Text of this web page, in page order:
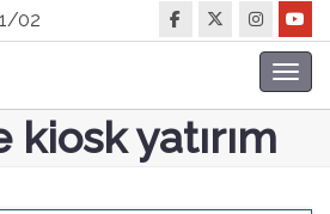
02
kiosk yatırım